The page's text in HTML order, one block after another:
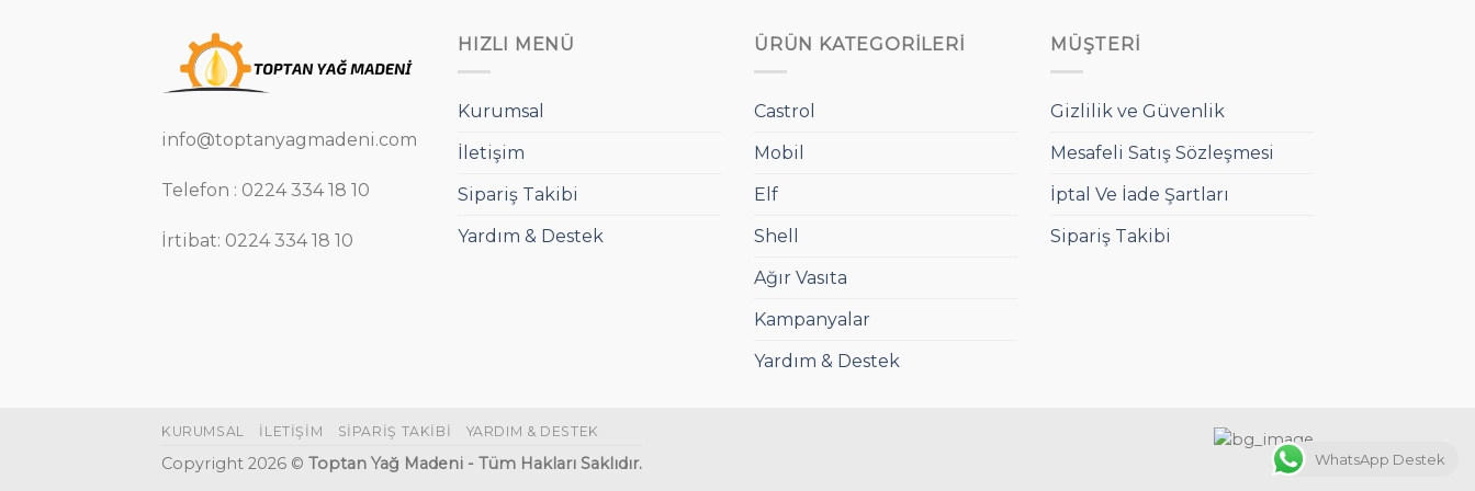
info@toptanyagmadeni.com
Telefon : 0224 334 18 10
İrtibat: 0224 334 18 10
HIZLI MENÜ
Kurumsal
İletişim
Sipariş Takibi
Yardım & Destek
ÜRÜN KATEGORILERI
Castrol
Mobil
Elf
Shell
Ağır Vasıta
Kampanyalar
Yardım & Destek
MÜŞTERI
Gizlilik ve Güvenlik
Mesafeli Satış Sözleşmesi
İptal Ve İade Şartları
Sipariş Takibi
KURUMSAL İLETIŞIM SIPARIŞ TAKIBI YARDIM & DESTEK
Copyright 2026 © Toptan Yağ Madeni - Tüm Hakları Saklıdır. WhatsApp Destek